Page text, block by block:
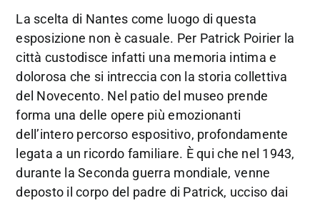
La scelta di Nantes come luogo di questa
esposizione non è casuale. Per Patrick Poirier la
città custodisce infatti una memoria intima e
dolorosa che si intreccia con la storia collettiva
del Novecento. Nel patio del museo prende
forma una delle opere più emozionanti
dell’intero percorso espositivo, profondamente
legata a un ricordo familiare. È qui che nel 1943,
durante la Seconda guerra mondiale, venne
deposto il corpo del padre di Patrick, ucciso dai